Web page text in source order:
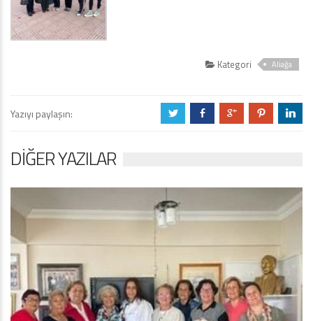
Kategori Aliağa
Yazıyı paylaşın: a b c d j
DIĞER YAZILAR